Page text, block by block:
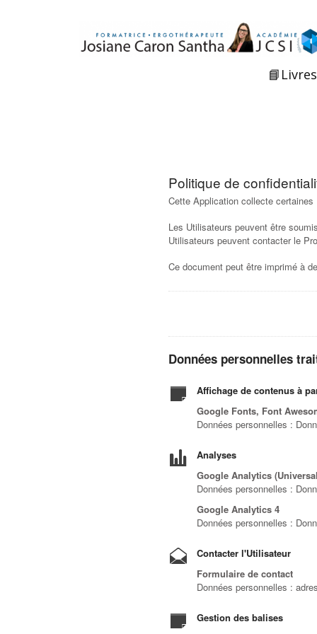
📘Livres
Politique de
Cette Application collecte
Les Utilisateurs peuvent être
Utilisateurs peuvent contacter le
Ce document peut être imprimé à
Données personnelles
Affichage de contenus à
Google Fonts, Font
Données personnelles :
Analyses
Google Analytics
Données personnelles :
Google Analytics 4
Données personnelles :
Contacter l'Utilisateur
Formulaire de contact
Données personnelles :
Gestion des balises